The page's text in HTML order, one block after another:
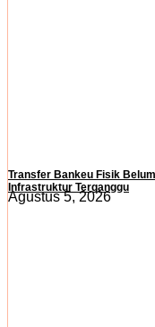
Transfer Bankeu Fisik
Infrastruktur Terganggu
Agustus 5, 2026